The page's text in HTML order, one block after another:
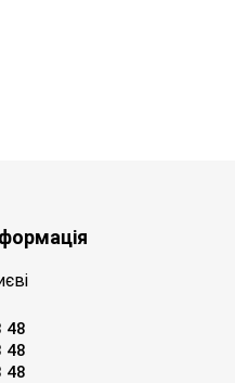
48
48
48